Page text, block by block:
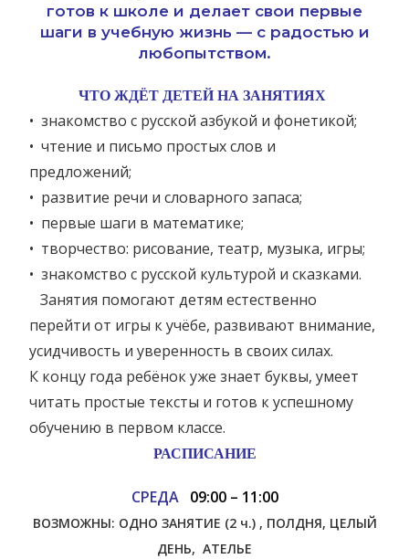
готов к школе и делает свои первые
шаги в учебную жизнь — с радостью и
любопытством.
ЧТО ЖДЁТ ДЕТЕЙ НА ЗАНЯТИЯХ
• знакомство с русской азбукой и фонетикой;
• чтение и письмо простых слов и
предложений;
• развитие речи и словарного запаса;
• первые шаги в математике;
• творчество: рисование, театр, музыка, игры;
• знакомство с русской культурой и сказками.
Занятия помогают детям естественно
перейти от игры к учёбе, развивают внимание,
усидчивость и уверенность в своих силах.
К концу года ребёнок уже знает буквы, умеет
читать простые тексты и готов к успешному
обучению в первом классе.
РАСПИСАНИЕ
СРЕДА 09:00 – 11:00
ВОЗМОЖНЫ: ОДНО ЗАНЯТИЕ (2 ч.) , ПОЛДНЯ, ЦЕЛЫЙ
ДЕНЬ, АТЕЛЬЕ